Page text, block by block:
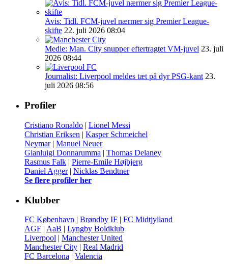
Avis: Tidl. FCM-juvel nærmer sig Premier League-
skifte 22. juli 2026 08:04
Medie: Man. City snupper eftertragtet VM-juvel 23. juli
2026 08:44
Journalist: Liverpool meldes tæt på dyr PSG-kant 23.
juli 2026 08:56
Profiler
Cristiano Ronaldo | Lionel Messi
Christian Eriksen | Kasper Schmeichel
Neymar| Manuel Neuer
Gianluigi Donnarumma | Thomas Delaney
Rasmus Falk | Pierre-Emile Højbjerg
Daniel Agger| Nicklas Bendtner
Se flere profiler her
Klubber
FC København | Brøndby IF | FC Midtjylland
AGF | AaB | Lyngby Boldklub
Liverpool | Manchester United
Manchester City | Real Madrid
FC Barcelona | Valencia